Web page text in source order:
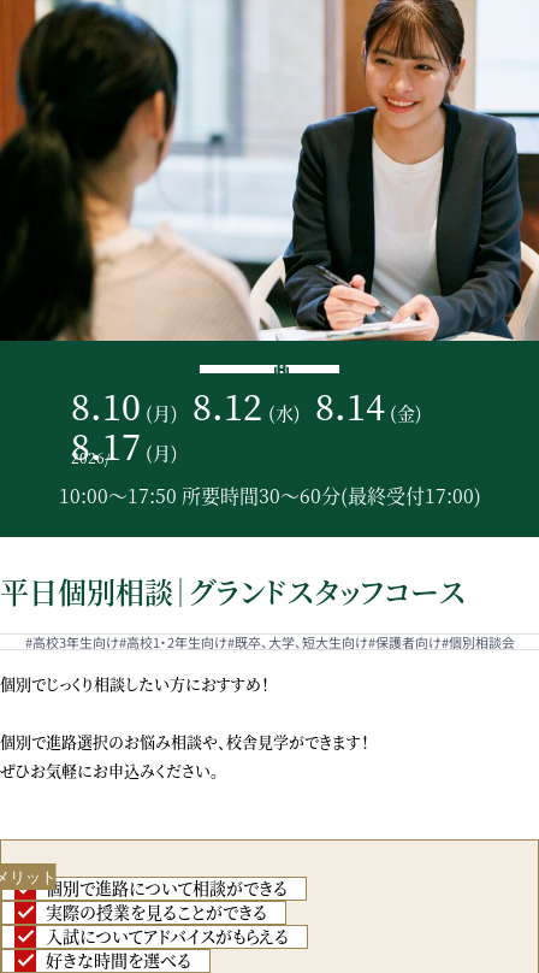
2026/
8.10 (月) 8.12 (水) 8.14 (金)
8.17 (月)
10:00～17:50 所要時間30～60分(最終受付17:00)
平日個別相談｜グランドスタッフコース
#高校3年生向け#高校1・2年生向け#既卒、大学、短大生向け#保護者向け#個別相談会
個別でじっくり相談したい方におすすめ！
個別で進路選択のお悩み相談や、校舎見学ができます！
ぜひお気軽にお申込みください。
リット個別で進路について相談ができる
実際の授業を見ることができる
入試についてアドバイスがもらえる
好きな時間を選べる